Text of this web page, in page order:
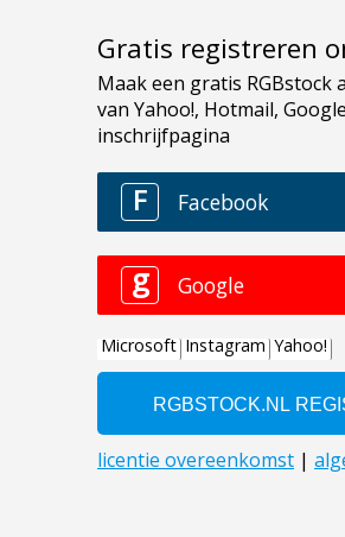
Gratis registreren